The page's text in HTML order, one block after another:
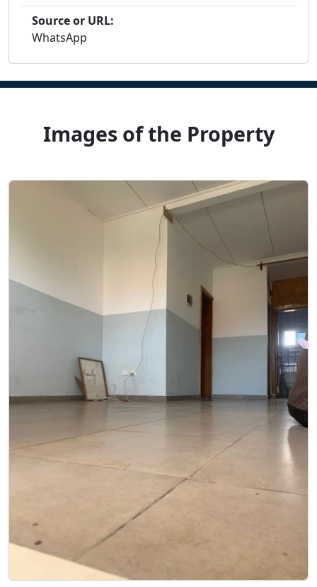
Source or URL:
WhatsApp
Images of the Property